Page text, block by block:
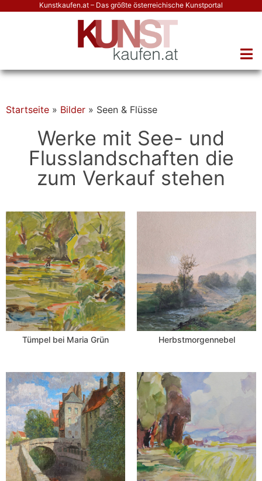
Kunstkaufen.at – Das größte österreichische Kunstportal
Startseite » Bilder » Seen & Flüsse
Werke mit See- und
Flusslandschaften die
zum Verkauf stehen
Tümpel bei Maria Grün Herbstmorgennebel